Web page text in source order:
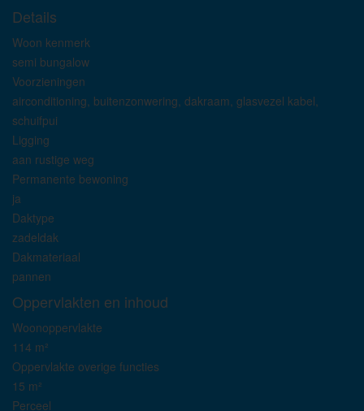
Details
Woon kenmerk
semi bungalow
Voorzieningen
airconditioning, buitenzonwering, dakraam, glasvezel kabel,
schuifpui
Ligging
aan rustige weg
Permanente bewoning
ja
Daktype
zadeldak
Dakmateriaal
pannen
Oppervlakten en inhoud
Woonoppervlakte
114 m²
Oppervlakte overige functies
15 m²
Perceel